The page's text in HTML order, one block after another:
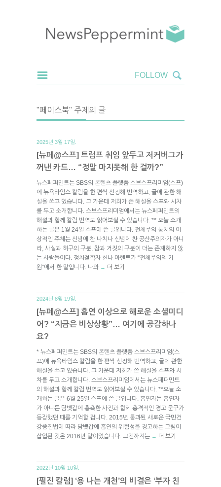
"페이스북" 주제의 글
2025년 3월 17일.
[뉴페@스프] 트럼프 취임 앞두고 저커버그가
꺼낸 카드… “정말 마지못해 한 걸까?”
뉴스페퍼민트는 SBS의 콘텐츠 플랫폼 스브스프리미엄(스프)
에 뉴욕타임스 칼럼을 한 편씩 선정해 번역하고, 글에 관한 해
설을 쓰고 있습니다. 그 가운데 저희가 쓴 해설을 스프와 시차
를 두고 소개합니다. 스브스프리미엄에서는 뉴스페퍼민트의
해설과 함께 칼럼 번역도 읽어보실 수 있습니다. ** 오늘 소개
하는 글은 1월 24일 스프에 쓴 글입니다. 전체주의 통치의 이
상적인 주체는 신념에 찬 나치나 신념에 찬 공산주의자가 아니
라, 사실과 허구의 구분, 참과 거짓의 구분이 더는 존재하지 않
는 사람들이다. 정치철학자 한나 아렌트가 “전체주의의 기
원”에서 한 말입니다. 나와 → 더 보기
2024년 8월 19일.
[뉴페@스프] 흡연 이상으로 해로운 소셜미디
어? “지금은 비상상황”… 여기에 공감하나
요?
* 뉴스페퍼민트는 SBS의 콘텐츠 플랫폼 스브스프리미엄(스
프)에 뉴욕타임스 칼럼을 한 편씩 선정해 번역하고, 글에 관한
해설을 쓰고 있습니다. 그 가운데 저희가 쓴 해설을 스프와 시
차를 두고 소개합니다. 스브스프리미엄에서는 뉴스페퍼민트
의 해설과 함께 칼럼 번역도 읽어보실 수 있습니다. **오늘 소
개하는 글은 6월 25일 스프에 쓴 글입니다. 흡연자든 흡연자
가 아니든 담뱃갑에 흉측한 사진과 함께 충격적인 경고 문구가
등장했던 때를 기억할 겁니다. 2015년 통과된 새로운 국민건
강증진법에 따라 담뱃갑에 흡연의 위험성을 경고하는 그림이
삽입된 것은 2016년 말이었습니다. 그전까지는 → 더 보기
2022년 10월 10일.
[필진 칼럼] ‘용 나는 개천’의 비결은 ‘부자 친